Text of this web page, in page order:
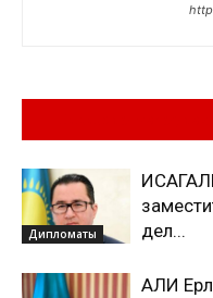
Дипломаты
дел...
АЛИ